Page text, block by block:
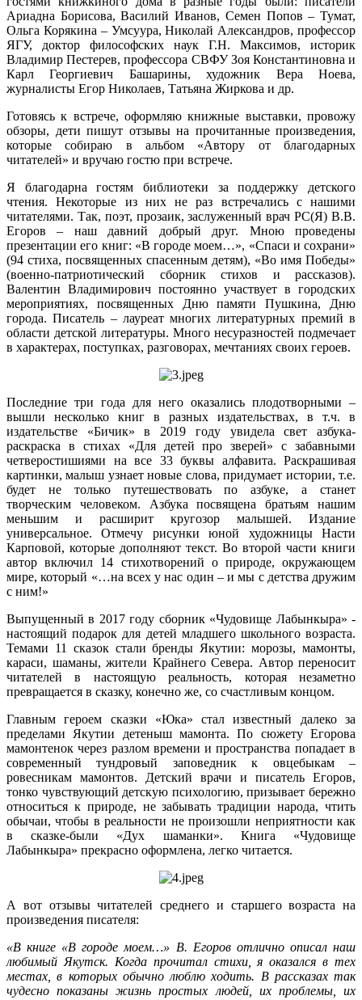
Ариадна Борисова, Василий Иванов, Семен Попов – Тумат,
Ольга Корякина – Умсуура, Николай Александров, профессор
ЯГУ, доктор философских наук Г.Н. Максимов, историк
Владимир Пестерев, профессора СВФУ Зоя Константиновна и
Карл Георгиевич Башарины, художник Вера Ноева,
журналисты Егор Николаев, Татьяна Жиркова и др.
Готовясь к встрече, оформляю книжные выставки, провожу
обзоры, дети пишут отзывы на прочитанные произведения,
которые собираю в альбом «Автору от благодарных
читателей» и вручаю гостю при встрече.
Я благодарна гостям библиотеки за поддержку детского
чтения. Некоторые из них не раз встречались с нашими
читателями. Так, поэт, прозаик, заслуженный врач РС(Я) В.В.
Егоров – наш давний добрый друг. Мною проведены
презентации его книг: «В городе моем…», «Спаси и сохрани»
(94 стиха, посвященных спасенным детям), «Во имя Победы»
(военно-патриотический сборник стихов и рассказов).
Валентин Владимирович постоянно участвует в городских
мероприятиях, посвященных Дню памяти Пушкина, Дню
города. Писатель – лауреат многих литературных премий в
области детской литературы. Много несуразностей подмечает
в характерах, поступках, разговорах, мечтаниях своих героев.
Последние три года для него оказались плодотворными –
вышли несколько книг в разных издательствах, в т.ч. в
издательстве «Бичик» в 2019 году увидела свет азбука-
раскраска в стихах «Для детей про зверей» с забавными
четверостишиями на все 33 буквы алфавита. Раскрашивая
картинки, малыш узнает новые слова, придумает истории, т.е.
будет не только путешествовать по азбуке, а станет
творческим человеком. Азбука посвящена братьям нашим
меньшим и расширит кругозор малышей. Издание
универсальное. Отмечу рисунки юной художницы Насти
Карповой, которые дополняют текст. Во второй части книги
автор включил 14 стихотворений о природе, окружающем
мире, который «…на всех у нас один – и мы с детства дружим
с ним!»
Выпущенный в 2017 году сборник «Чудовище Лабынкыра» -
настоящий подарок для детей младшего школьного возраста.
Темами 11 сказок стали бренды Якутии: морозы, мамонты,
караси, шаманы, жители Крайнего Севера. Автор переносит
читателей в настоящую реальность, которая незаметно
превращается в сказку, конечно же, со счастливым концом.
Главным героем сказки «Юка» стал известный далеко за
пределами Якутии детеныш мамонта. По сюжету Егорова
мамонтенок через разлом времени и пространства попадает в
современный тундровый заповедник к овцебыкам –
ровесникам мамонтов. Детский врачи и писатель Егоров,
тонко чувствующий детскую психологию, призывает бережно
относиться к природе, не забывать традиции народа, чтить
обычаи, чтобы в реальности не произошли неприятности как
в сказке-были «Дух шаманки». Книга «Чудовище
Лабынкыра» прекрасно оформлена, легко читается.
А вот отзывы читателей среднего и старшего возраста на
произведения писателя:
«В книге «В городе моем…» В. Егоров отлично описал наш
любимый Якутск. Когда прочитал стихи, я оказался в тех
местах, в которых обычно люблю ходить. В рассказах так
чудесно показаны жизнь простых людей, их проблемы, их